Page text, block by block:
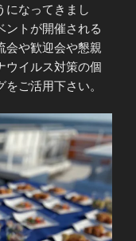
になってきまし
ントが開催される
会や歓迎会や懇親
ウイルス対策の個
ご活用下さい。